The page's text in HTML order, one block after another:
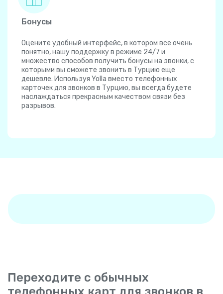
Бонусы
Оцените удобный интерфейс, в котором все очень
понятно, нашу поддержку в режиме 24/7 и
множество способов получить бонусы на звонки, с
которыми вы сможете звонить в Турцию еще
дешевле. Используя Yolla вместо телефонных
карточек для звонков в Турцию, вы всегда будете
наслаждаться прекрасным качеством связи без
разрывов.
Переходите с обычных